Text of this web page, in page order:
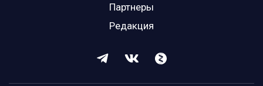
Партнеры
Редакция